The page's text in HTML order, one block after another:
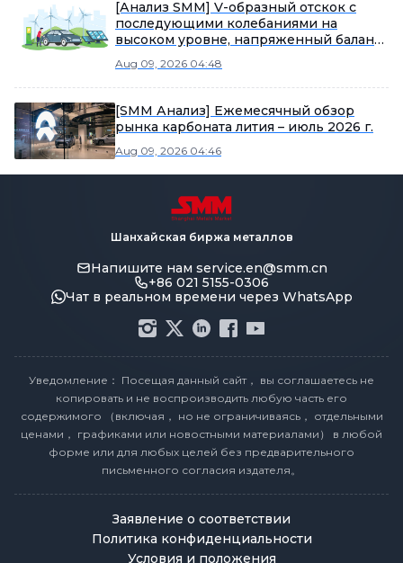
[Анализ SMM] V-образный отскок с
последующими колебаниями на
высоком уровне, напряженный баланс
Aug 09, 2026 04:48
[SMM Анализ] Ежемесячный обзор
рынка карбоната лития – июль 2026 г.
Aug 09, 2026 04:46
Шанхайская биржа металлов
Напишите нам service.en@smm.cn
+86 021 5155-0306
Чат в реальном времени через WhatsApp
Уведомление： Посещая данный сайт， вы соглашаетесь не
копировать и не воспроизводить любую часть его
содержимого （включая， но не ограничиваясь， отдельными
ценами， графиками или новостными материалами） в любой
форме или для любых целей без предварительного
письменного согласия издателя。
Заявление о соответствии
Политика конфиденциальности
Условия и положения